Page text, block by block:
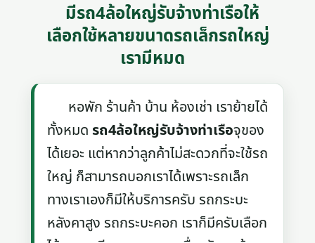
มีรถ4ล้อใหญ่รับจ้างท่าเรือให้
เลือกใช้หลายขนาดรถเล็กรถใหญ่
เรามีหมด
หอพัก ร้านค้า บ้าน ห้องเช่า เราย้ายได้
ทั้งหมดรถ4ล้อใหญ่รับจ้างท่าเรือจุของ
ได้เยอะ แต่หากว่าลูกค้าไม่สะดวกที่จะใช้รถ
ใหญ่ ก็สามารถบอกเราได้เพราะรถเล็ก
ทางเราเองก็มีให้บริการครับ รถกระบะ
หลังคาสูง รถกระบะคอก เราก็มีครับเลือก